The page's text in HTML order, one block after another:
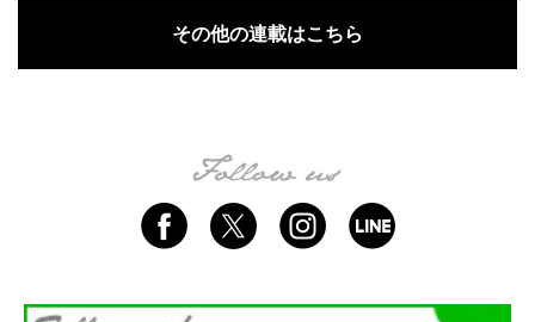
その他の連載はこちら